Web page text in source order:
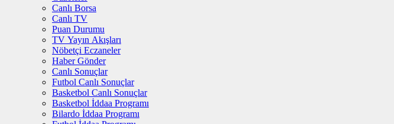
Canlı Borsa
Canlı TV
Puan Durumu
TV Yayın Akışları
Nöbetçi Eczaneler
Haber Gönder
Canlı Sonuçlar
Futbol Canlı Sonuçlar
Basketbol Canlı Sonuçlar
Basketbol İddaa Programı
Bilardo İddaa Programı